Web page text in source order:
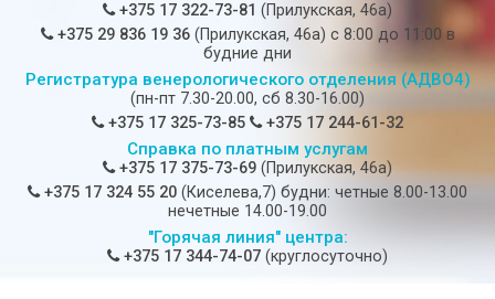
+375 17 322-73-81 (Прилукская, 46а)
+375 29 836 19 36(Прилукская, 46а) c 8:00 до 11:00 в
будние дни
Регистратура венерологического отделения (АДВО4)
(пн-пт 7.30-20.00, сб 8.30-16.00)
+375 17 325-73-85
+375 17 244-61-32
Справка по платным услугам
+375 17 375-73-69 (Прилукская, 46а)
+375 17 324 55 20 (Киселева,7) будни: четные 8.00-13.00
нечетные 14.00-19.00
"Горячая линия" центра:
+375 17 344-74-07 (круглосуточно)